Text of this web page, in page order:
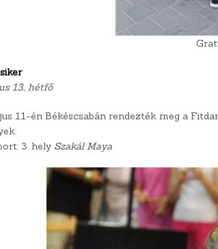
13., hétfő
11-én Békéscsabán rendezték meg a
3. hely Szakál Maya